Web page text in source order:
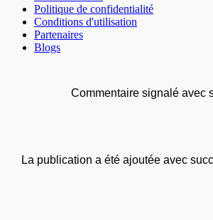
Politique de confidentialité
Conditions d'utilisation
Partenaires
Blogs
Commentaire signalé avec
La publication a été ajoutée avec